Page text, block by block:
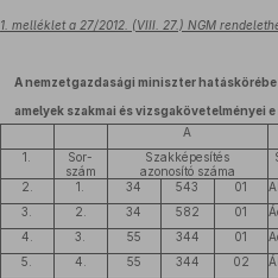
1. melléklet a 27/2012. (VIII. 27.) NGM
A nemzetgazdasági miniszter
amelyek szakmai és vizsgakövetelményei
A
1.
Sor-
szám
Szakképesítés
azonosító száma
2. 1. 34 543 01
3.
2. 34 582 01
4.
3. 55 344 01
5.
4. 55 344 02